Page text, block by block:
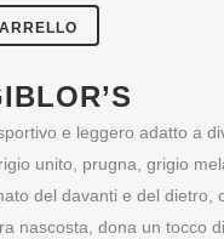
e leggero adatto a
unito, prugna, grigio
del davanti e del
nascosta, dona un tocco